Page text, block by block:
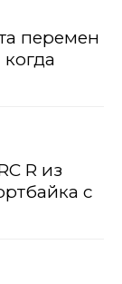
перемен
R из
с